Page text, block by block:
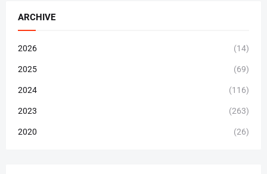
ARCHIVE
2026 (14)
2025 (69)
2024 (116)
2023 (263)
2020 (26)